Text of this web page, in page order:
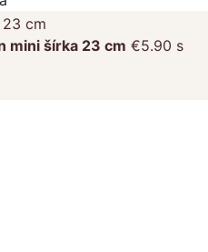
mini šírka 23 cm €5.90 s